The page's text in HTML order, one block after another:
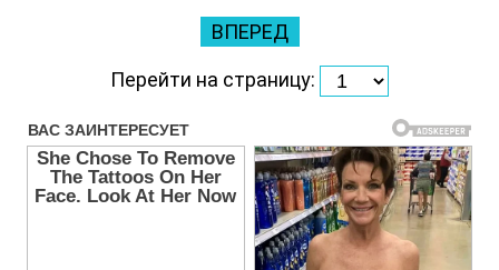
ВПЕРЕД
Перейти на страницу: